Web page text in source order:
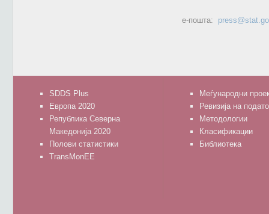
е-пошта:
SDDS Plus
Европа 2020
Република Северна
Македонија 2020
Полови статистики
TransMonEE
Меѓународни
Ревизија на
Методологии
Класификации
Библиотека